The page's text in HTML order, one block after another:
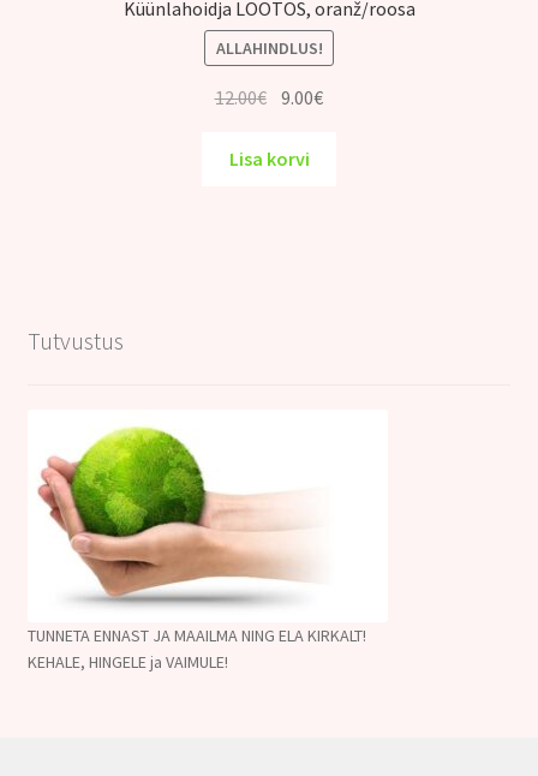
Küünlahoidja LOOTOS, oranž/roosa
ALLAHINDLUS!
12.00€ Algne
oli:
9.00€Praegune
Lisa korvi
Tutvustus
TUNNETA ENNAST JA MAAILMA NING ELA KIRKALT!
KEHALE, HINGELE ja VAIMULE!